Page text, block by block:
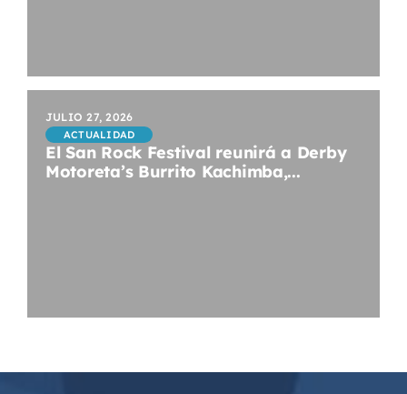
JULIO 27, 2026
ACTUALIDAD
El San Rock Festival reunirá a Derby
Motoreta’s Burrito Kachimba,...